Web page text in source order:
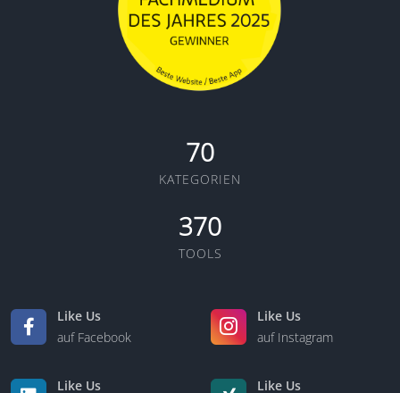
70
KATEGORIEN
370
TOOLS
Like Us
auf Facebook
Like Us
auf Instagram
Like Us Like Us